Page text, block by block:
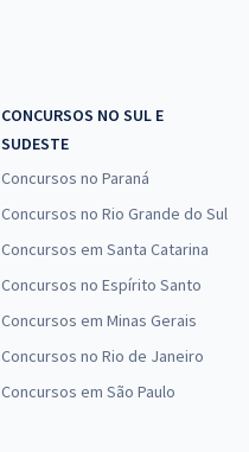
CONCURSOS NO SUL E
SUDESTE
Concursos no Paraná
Concursos no Rio Grande do Sul
Concursos em Santa Catarina
Concursos no Espírito Santo
Concursos em Minas Gerais
Concursos no Rio de Janeiro
Concursos em São Paulo